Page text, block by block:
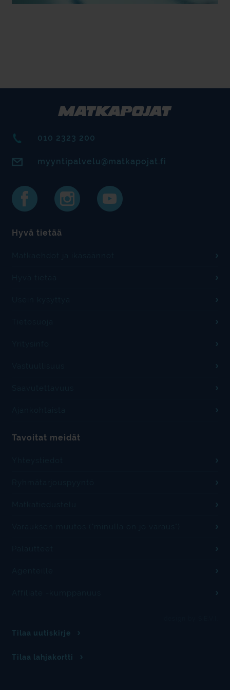
010 2323 200
myyntipalvelu@matkapojat.fi
Hyvä tietää
Tilaa uutiskirje
Tilaa lahjakortti
Tavoitat meidät